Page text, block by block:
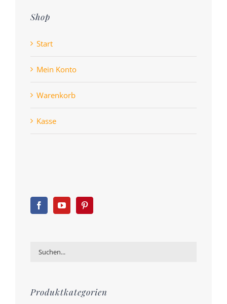
Shop
Start
Mein Konto
Warenkorb
Kasse
Produktkategorien